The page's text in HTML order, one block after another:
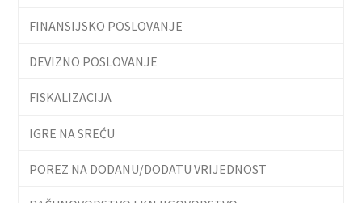
FINANSIJSKO POSLOVANJE
DEVIZNO POSLOVANJE
FISKALIZACIJA
IGRE NA SREĆU
POREZ NA DODANU/DODATU VRIJEDNOST